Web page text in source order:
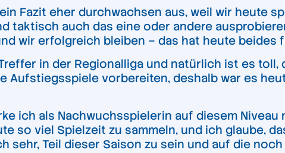
Fazit eher durchwachsen aus, weil wir heute
taktisch auch das eine oder andere
wir erfolgreich bleiben – das hat heute beides
in der Regionalliga und natürlich ist es
Aufstiegsspiele vorbereiten, deshalb war es
ich als Nachwuchsspielerin auf diesem
so viel Spielzeit zu sammeln, und ich glaube,
sehr, Teil dieser Saison zu sein und auf die